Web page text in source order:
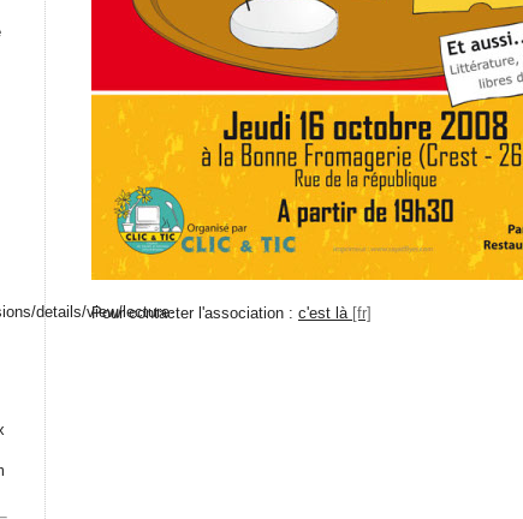
Pour contacter l'association : c'est là
details/view/lecture-